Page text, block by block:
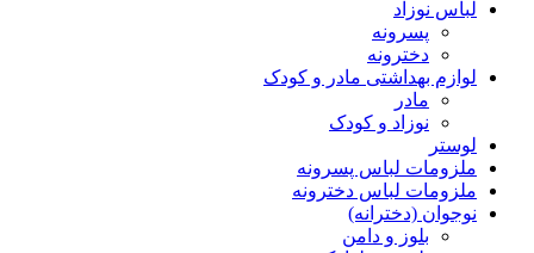
لباس نوزاد
پسرونه
دخترونه
لوازم بهداشتی مادر و کودک
مادر
نوزاد و کودک
لوستر
ملزومات لباس پسرونه
ملزومات لباس دخترونه
نوجوان (دخترانه)
بلوز و دامن